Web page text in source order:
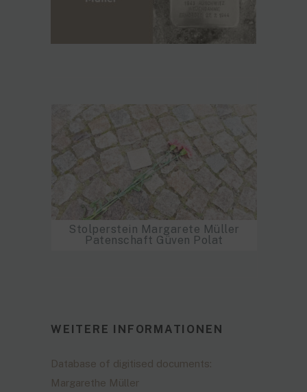
Stolperstein Margarete Müller
Patenschaft Güven Polat
WEITERE INFORMATIONEN
Database of digitised documents:
Margarethe Müller